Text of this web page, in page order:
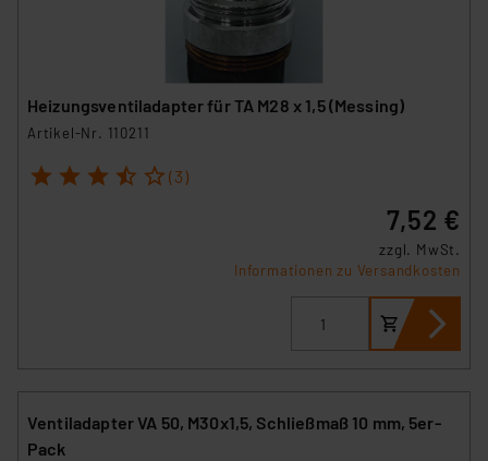
Heizungsventiladapter für TA M28 x 1,5 (Messing)
Artikel-Nr. 110211
1 2 3 4 5 (3)
7,52 €
zzgl. MwSt.
Informationen zu Versandkosten
Ventiladapter VA 50, M30x1,5, Schließmaß 10 mm, 5er-
Pack